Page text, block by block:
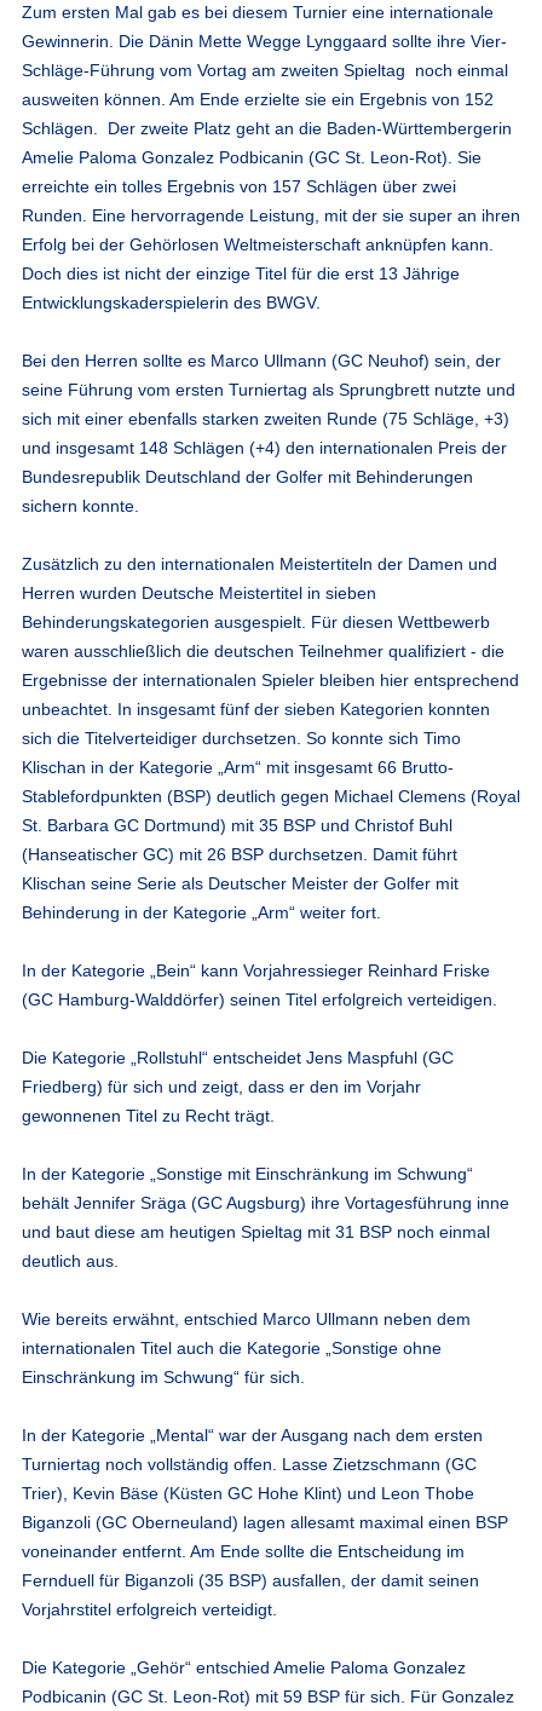
Zum ersten Mal gab es bei diesem Turnier eine internationale
Gewinnerin. Die Dänin Mette Wegge Lynggaard sollte ihre Vier-
Schläge-Führung vom Vortag am zweiten Spieltag noch einmal
ausweiten können. Am Ende erzielte sie ein Ergebnis von 152
Schlägen. Der zweite Platz geht an die Baden-Württembergerin
Amelie Paloma Gonzalez Podbicanin (GC St. Leon-Rot). Sie
erreichte ein tolles Ergebnis von 157 Schlägen über zwei
Runden. Eine hervorragende Leistung, mit der sie super an ihren
Erfolg bei der Gehörlosen Weltmeisterschaft anknüpfen kann.
Doch dies ist nicht der einzige Titel für die erst 13 Jährige
Entwicklungskaderspielerin des BWGV.
Bei den Herren sollte es Marco Ullmann (GC Neuhof) sein, der
seine Führung vom ersten Turniertag als Sprungbrett nutzte und
sich mit einer ebenfalls starken zweiten Runde (75 Schläge, +3)
und insgesamt 148 Schlägen (+4) den internationalen Preis der
Bundesrepublik Deutschland der Golfer mit Behinderungen
sichern konnte.
Zusätzlich zu den internationalen Meistertiteln der Damen und
Herren wurden Deutsche Meistertitel in sieben
Behinderungskategorien ausgespielt. Für diesen Wettbewerb
waren ausschließlich die deutschen Teilnehmer qualifiziert - die
Ergebnisse der internationalen Spieler bleiben hier entsprechend
unbeachtet. In insgesamt fünf der sieben Kategorien konnten
sich die Titelverteidiger durchsetzen. So konnte sich Timo
Klischan in der Kategorie „Arm“ mit insgesamt 66 Brutto-
Stablefordpunkten (BSP) deutlich gegen Michael Clemens (Royal
St. Barbara GC Dortmund) mit 35 BSP und Christof Buhl
(Hanseatischer GC) mit 26 BSP durchsetzen. Damit führt
Klischan seine Serie als Deutscher Meister der Golfer mit
Behinderung in der Kategorie „Arm“ weiter fort.
In der Kategorie „Bein“ kann Vorjahressieger Reinhard Friske
(GC Hamburg-Walddörfer) seinen Titel erfolgreich verteidigen.
Die Kategorie „Rollstuhl“ entscheidet Jens Maspfuhl (GC
Friedberg) für sich und zeigt, dass er den im Vorjahr
gewonnenen Titel zu Recht trägt.
In der Kategorie „Sonstige mit Einschränkung im Schwung“
behält Jennifer Sräga (GC Augsburg) ihre Vortagesführung inne
und baut diese am heutigen Spieltag mit 31 BSP noch einmal
deutlich aus.
Wie bereits erwähnt, entschied Marco Ullmann neben dem
internationalen Titel auch die Kategorie „Sonstige ohne
Einschränkung im Schwung“ für sich.
In der Kategorie „Mental“ war der Ausgang nach dem ersten
Turniertag noch vollständig offen. Lasse Zietzschmann (GC
Trier), Kevin Bäse (Küsten GC Hohe Klint) und Leon Thobe
Biganzoli (GC Oberneuland) lagen allesamt maximal einen BSP
voneinander entfernt. Am Ende sollte die Entscheidung im
Fernduell für Biganzoli (35 BSP) ausfallen, der damit seinen
Vorjahrstitel erfolgreich verteidigt.
Die Kategorie „Gehör“ entschied Amelie Paloma Gonzalez
Podbicanin (GC St. Leon-Rot) mit 59 BSP für sich. Für Gonzalez